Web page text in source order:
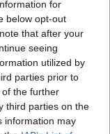
for
below opt-out
that after your
seeing
utilized by
parties prior to
the further
third parties on the
information may
από άλλες
του παρακάτω
το άρθρο